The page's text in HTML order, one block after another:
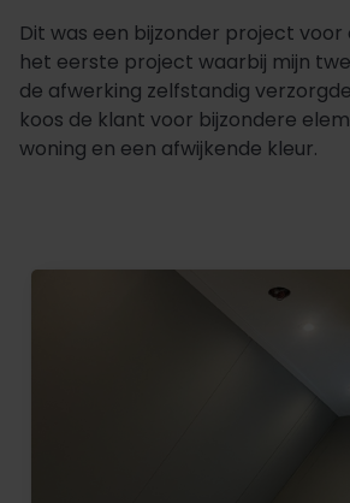
Dit was een bijzonder project voor
het eerste project waarbij mijn
de afwerking zelfstandig
koos de klant voor bijzondere
woning en een afwijkende kleur.